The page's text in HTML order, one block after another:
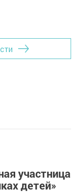
участница
детей»